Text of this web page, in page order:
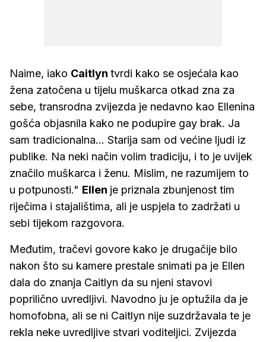
Naime, iako Caitlyn tvrdi kako se osjećala kao
žena zatočena u tijelu muškarca otkad zna za
sebe, transrodna zvijezda je nedavno kao Ellenina
gošća objasnila kako ne podupire gay brak. Ja
sam tradicionalna... Starija sam od većine ljudi iz
publike. Na neki način volim tradiciju, i to je uvijek
značilo muškarca i ženu. Mislim, ne razumijem to
u potpunosti." Ellen je priznala zbunjenost tim
riječima i stajalištima, ali je uspjela to zadržati u
sebi tijekom razgovora.
Međutim, tračevi govore kako je drugačije bilo
nakon što su kamere prestale snimati pa je Ellen
dala do znanja Caitlyn da su njeni stavovi
poprilično uvredljivi. Navodno ju je optužila da je
homofobna, ali se ni Caitlyn nije suzdržavala te je
rekla neke uvredljive stvari voditeljici. Zvijezda